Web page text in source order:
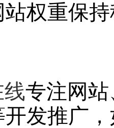
权重保
专注网
发推广